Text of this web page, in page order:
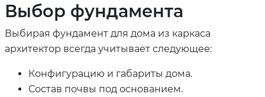
Выбор фундамента
Выбирая фундамент для дома из каркаса
архитектор всегда учитывает следующее:
Конфигурацию и габариты дома.
Состав почвы под основанием.